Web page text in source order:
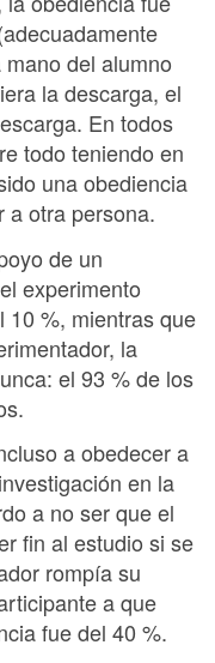
del alumno
la descarga, el
En todos
todo teniendo en
una obediencia
a otra persona.
de un
experimento
10 %, mientras que
la
el 93 % de los
a obedecer a
en la
a no ser que el
fin al estudio si se
rompía su
a que
fue del 40 %.